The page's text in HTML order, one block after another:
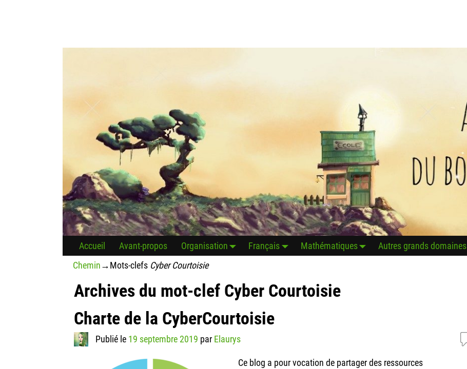
Accueil Avant-propos Organisation Français Mathématiques Autres grands domaines
Chemin→Mots-clefs Cyber Courtoisie
Archives du mot-clef Cyber Courtoisie
Charte de la CyberCourtoisie
Publié le 19 septembre 2019 par Elaurys
Ce blog a pour vocation de partager des ressources